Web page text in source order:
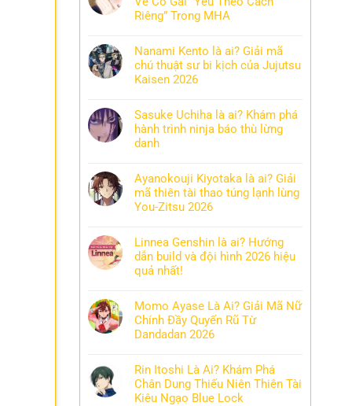
Riêng” Trong MHA
Nanami Kento là ai? Giải mã
chú thuật sư bi kịch của Jujutsu
Kaisen 2026
Sasuke Uchiha là ai? Khám phá
hành trình ninja báo thù lừng
danh
Ayanokouji Kiyotaka là ai? Giải
mã thiên tài thao túng lạnh lùng
You-Zitsu 2026
Linnea Genshin là ai? Hướng
dẫn build và đội hình 2026 hiệu
quả nhất!
Momo Ayase Là Ai? Giải Mã Nữ
Chính Đầy Quyến Rũ Từ
Dandadan 2026
Rin Itoshi Là Ai? Khám Phá
Chân Dung Thiếu Niên Thiên Tài
Kiêu Ngạo Blue Lock